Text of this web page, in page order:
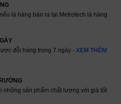
là hàng bán ra tại Metrotech là hàng
đỗi hàng trong 7 ngày - XEM THÊM
những sản phẩm chất lượng với giá tốt